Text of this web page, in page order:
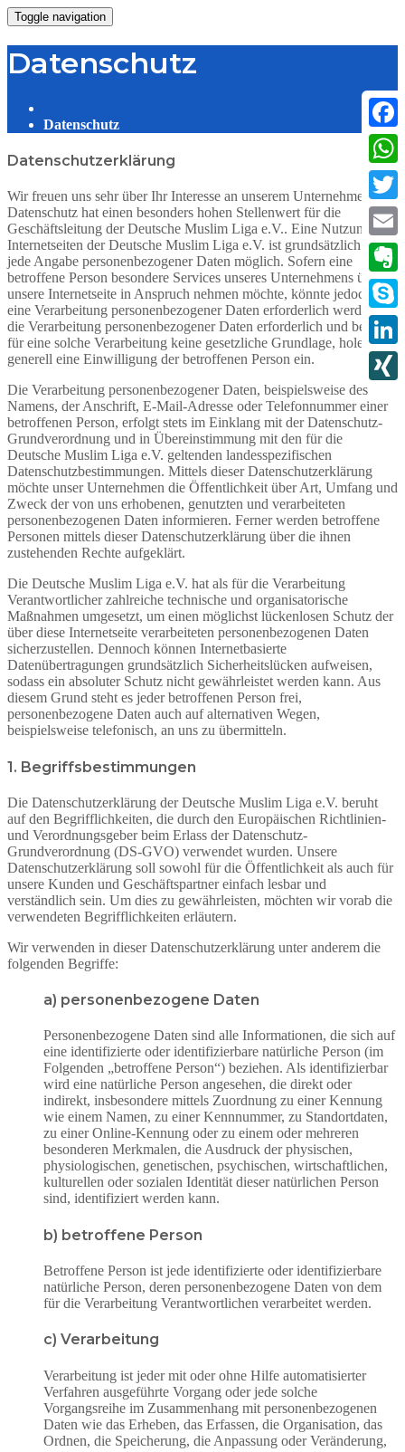
Toggle navigation
Datenschutz
Datenschutz
Datenschutzerklärung
Wir freuen uns sehr über Ihr Interesse an unserem Unternehmen.
Datenschutz hat einen besonders hohen Stellenwert für die
Geschäftsleitung der Deutsche Muslim Liga e.V.. Eine Nutzung der
Internetseiten der Deutsche Muslim Liga e.V. ist grundsätzlich ohne
jede Angabe personenbezogener Daten möglich. Sofern eine
betroffene Person besondere Services unseres Unternehmens über
unsere Internetseite in Anspruch nehmen möchte, könnte jedoch
eine Verarbeitung personenbezogener Daten erforderlich werden. Ist
die Verarbeitung personenbezogener Daten erforderlich und besteht
für eine solche Verarbeitung keine gesetzliche Grundlage, holen wir
generell eine Einwilligung der betroffenen Person ein.
Die Verarbeitung personenbezogener Daten, beispielsweise des
Namens, der Anschrift, E-Mail-Adresse oder Telefonnummer einer
betroffenen Person, erfolgt stets im Einklang mit der Datenschutz-
Grundverordnung und in Übereinstimmung mit den für die
Deutsche Muslim Liga e.V. geltenden landesspezifischen
Datenschutzbestimmungen. Mittels dieser Datenschutzerklärung
möchte unser Unternehmen die Öffentlichkeit über Art, Umfang und
Zweck der von uns erhobenen, genutzten und verarbeiteten
personenbezogenen Daten informieren. Ferner werden betroffene
Personen mittels dieser Datenschutzerklärung über die ihnen
zustehenden Rechte aufgeklärt.
Die Deutsche Muslim Liga e.V. hat als für die Verarbeitung
Verantwortlicher zahlreiche technische und organisatorische
Maßnahmen umgesetzt, um einen möglichst lückenlosen Schutz der
über diese Internetseite verarbeiteten personenbezogenen Daten
sicherzustellen. Dennoch können Internetbasierte
Datenübertragungen grundsätzlich Sicherheitslücken aufweisen,
sodass ein absoluter Schutz nicht gewährleistet werden kann. Aus
diesem Grund steht es jeder betroffenen Person frei,
personenbezogene Daten auch auf alternativen Wegen,
beispielsweise telefonisch, an uns zu übermitteln.
1. Begriffsbestimmungen
Die Datenschutzerklärung der Deutsche Muslim Liga e.V. beruht
auf den Begrifflichkeiten, die durch den Europäischen Richtlinien-
und Verordnungsgeber beim Erlass der Datenschutz-
Grundverordnung (DS-GVO) verwendet wurden. Unsere
Datenschutzerklärung soll sowohl für die Öffentlichkeit als auch für
unsere Kunden und Geschäftspartner einfach lesbar und
verständlich sein. Um dies zu gewährleisten, möchten wir vorab die
verwendeten Begrifflichkeiten erläutern.
Wir verwenden in dieser Datenschutzerklärung unter anderem die
folgenden Begriffe:
a) personenbezogene Daten
Personenbezogene Daten sind alle Informationen, die sich auf
eine identifizierte oder identifizierbare natürliche Person (im
Folgenden „betroffene Person“) beziehen. Als identifizierbar
wird eine natürliche Person angesehen, die direkt oder
indirekt, insbesondere mittels Zuordnung zu einer Kennung
wie einem Namen, zu einer Kennnummer, zu Standortdaten,
zu einer Online-Kennung oder zu einem oder mehreren
besonderen Merkmalen, die Ausdruck der physischen,
physiologischen, genetischen, psychischen, wirtschaftlichen,
kulturellen oder sozialen Identität dieser natürlichen Person
sind, identifiziert werden kann.
b) betroffene Person
Betroffene Person ist jede identifizierte oder identifizierbare
natürliche Person, deren personenbezogene Daten von dem
für die Verarbeitung Verantwortlichen verarbeitet werden.
c) Verarbeitung
Verarbeitung ist jeder mit oder ohne Hilfe automatisierter
Verfahren ausgeführte Vorgang oder jede solche
Vorgangsreihe im Zusammenhang mit personenbezogenen
Daten wie das Erheben, das Erfassen, die Organisation, das
Ordnen, die Speicherung, die Anpassung oder Veränderung,
Email
Skype